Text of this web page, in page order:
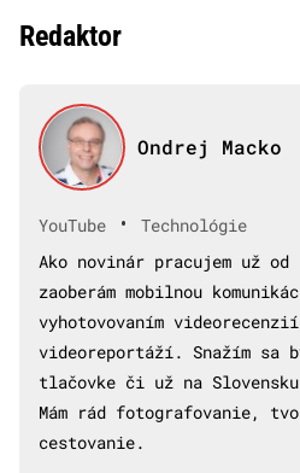
Redaktor
Ondrej Macko
YouTube •
Technológie
Ako novinár pracujem už
zaoberám mobilnou
vyhotovovaním
videoreportáží. Snažím sa
tlačovke či už na
Mám rád fotografovanie,
cestovanie.